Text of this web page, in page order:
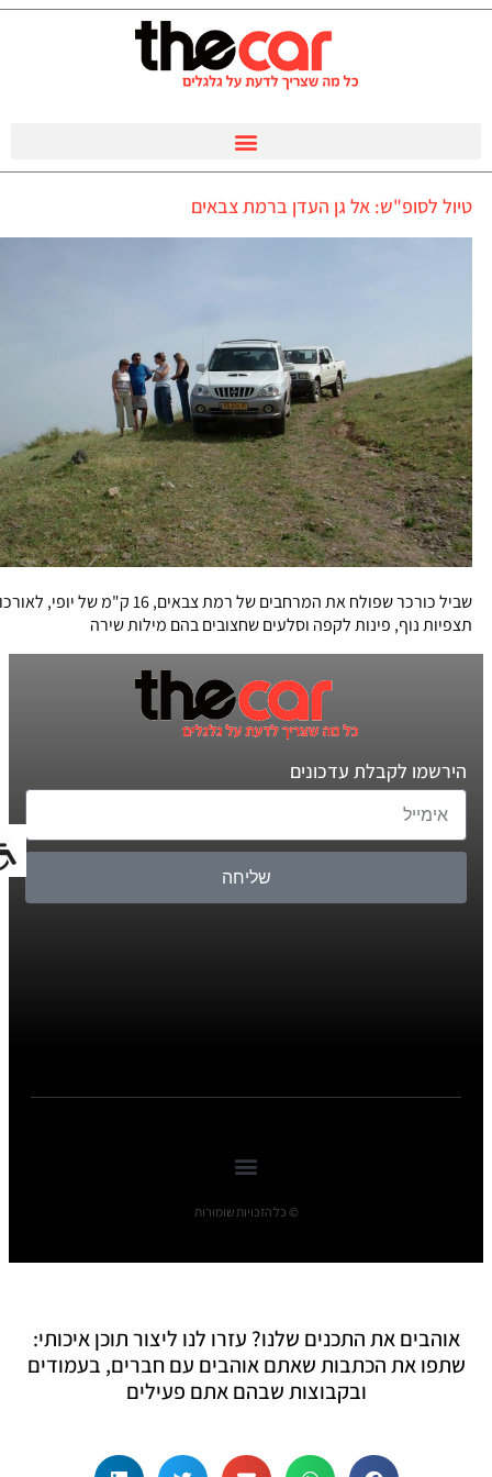
טיול לסופ"ש: אל גן העדן ברמת צבאים
שביל כורכר שפולח את המרחבים של רמת צבאים, 16 ק"מ של יופי, לאורכו
תצפיות נוף, פינות לקפה וסלעים שחצובים בהם מילות שירה
הירשמו לקבלת עדכונים
שליחה
© כל הזכויות שומורות
אוהבים את התכנים שלנו? עזרו לנו ליצור תוכן איכותי:
שתפו את הכתבות שאתם אוהבים עם חברים, בעמודים
ובקבוצות שבהם אתם פעילים